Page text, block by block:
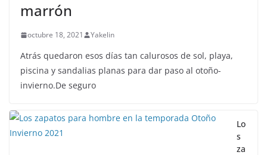
marrón
octubre 18, 2021 Yakelin
Atrás quedaron esos días tan calurosos de sol, playa,
piscina y sandalias planas para dar paso al otoño-
invierno.De seguro
Lo
s
za